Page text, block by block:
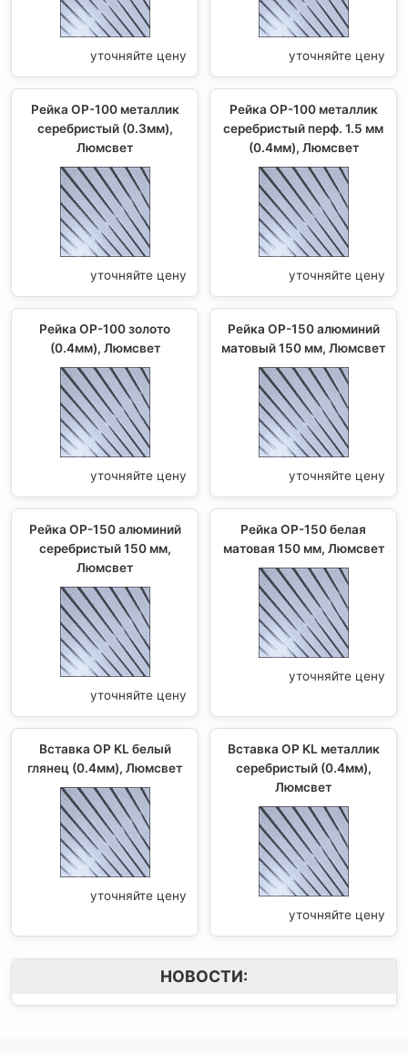
уточняйте цену уточняйте цену
Рейка ОР-100 металлик
серебристый (0.3мм),
Люмсвет
уточняйте цену
Рейка ОР-100 металлик
серебристый перф. 1.5 мм
(0.4мм), Люмсвет
уточняйте цену
Рейка ОР-100 золото
(0.4мм), Люмсвет
уточняйте цену
Рейка OP-150 алюминий
матовый 150 мм, Люмсвет
уточняйте цену
Рейка OP-150 алюминий
серебристый 150 мм,
Люмсвет
уточняйте цену
Рейка OP-150 белая
матовая 150 мм, Люмсвет
уточняйте цену
Вставка OP KL белый
глянец (0.4мм), Люмсвет
уточняйте цену
Вставка OP KL металлик
серебристый (0.4мм),
Люмсвет
уточняйте цену
НОВОСТИ: